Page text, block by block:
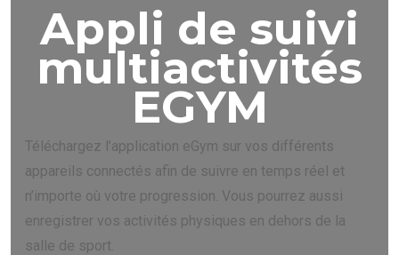
Appli de suivi
multiactivités
EGYM
Téléchargez l’application eGym sur vos différents
appareils connectés afin de suivre en temps réel et
n’importe où votre progression. Vous pourrez aussi
enregistrer vos activités physiques en dehors de la
salle de sport.